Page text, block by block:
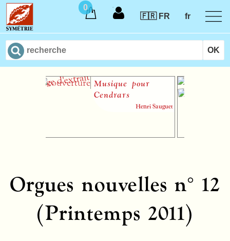
0
🇫🇷 FR
fr
Musique pour
Cendrars
Henri Sauguet
Orgues nouvelles n° 12
(Printemps 2011)